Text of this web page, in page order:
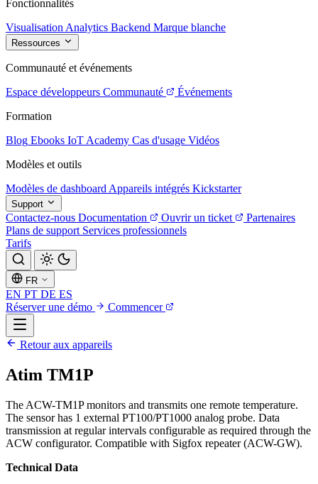
Fonctionnalités
Visualisation Analytics Backend Marque blanche
Ressources
Communauté et événements
Espace développeurs Communauté
Événements
Formation
Blog Ebooks IoT Academy Cas d'usage Vidéos
Modèles et outils
Modèles de dashboard Appareils intégrés Kickstarter
Support
Contactez-nous Documentation Ouvrir un ticket
Partenaires
Plans de support Services professionnels
Tarifs
FR
EN PT DE ES
Réserver une démo
Commencer
Retour aux appareils
Atim TM1P
The ACW-TM1P monitors and transmits one remote temperature.
The sensor has 1 external PT100/PT1000 analog probe. Data
transmission at regular intervals configurable as required through the
ACW configurator. Compatible with Sigfox repeater (ACW-GW).
Technical Data